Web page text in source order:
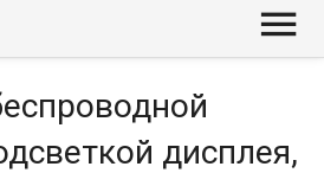

дисплея,